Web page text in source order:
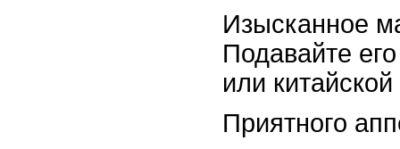
Изысканное
Подавайте
или
Приятного